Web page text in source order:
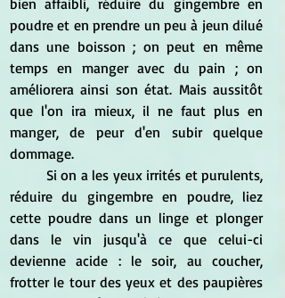
poudre et en prendre un peu à jeun dilué
dans une boisson ; on peut en même
temps en manger avec du pain ; on
améliorera ainsi son état. Mais aussitôt
que l'on ira mieux, il ne faut plus en
manger, de peur d'en subir quelque
dommage.
réduire du gingembre en poudre, liez
cette poudre dans un linge et plonger
dans le vin jusqu'à ce que celui-ci
devienne acide : le soir, au coucher,
frotter le tour des yeux et des paupières